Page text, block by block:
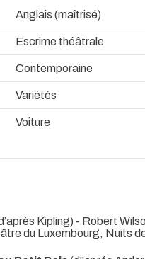
Anglais (maîtrisé)
Escrime théâtrale
Contemporaine
Variétés
Voiture
Kipling) - Robert
du Luxembourg, Nuits